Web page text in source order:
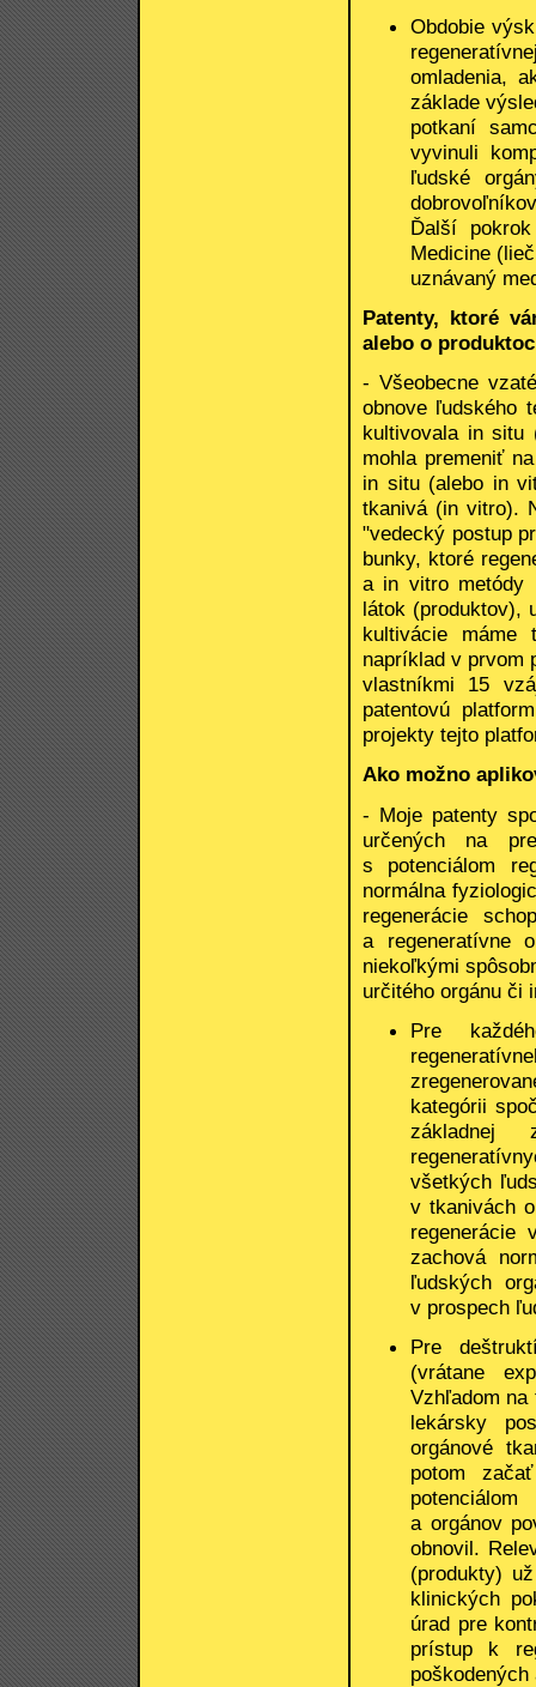
Obdobie
omladenia,
základe
potkaní
vyvinuli
ľudské
Ďalší
Medicine
uznávaný
Patenty, ktoré
alebo o
- Všeobecne
obnove ľudského
kultivovala in situ
mohla premeniť
in situ (alebo in
tkanivá (in vitro).
"vedecký postup
bunky, ktoré
a in vitro metódy
látok (produktov),
kultivácie máme
napríklad v prvom
vlastníkmi 15
patentovú
projekty tejto
Ako možno
- Moje patenty
určených na
s potenciálom
normálna
regenerácie
a regeneratívne
niekoľkými
určitého orgánu či
Pre
kategórii
základnej
všetkých
v tkanivách
regenerácie
zachová
ľudských
v prospech
Pre
(vrátane
Vzhľadom
lekársky
orgánové
potom
a orgánov
obnovil.
(produkty)
klinických
úrad pre
prístup k